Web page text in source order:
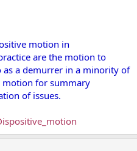
motion in
are the motion to
a demurrer in a minority of
motion for summary
of issues.